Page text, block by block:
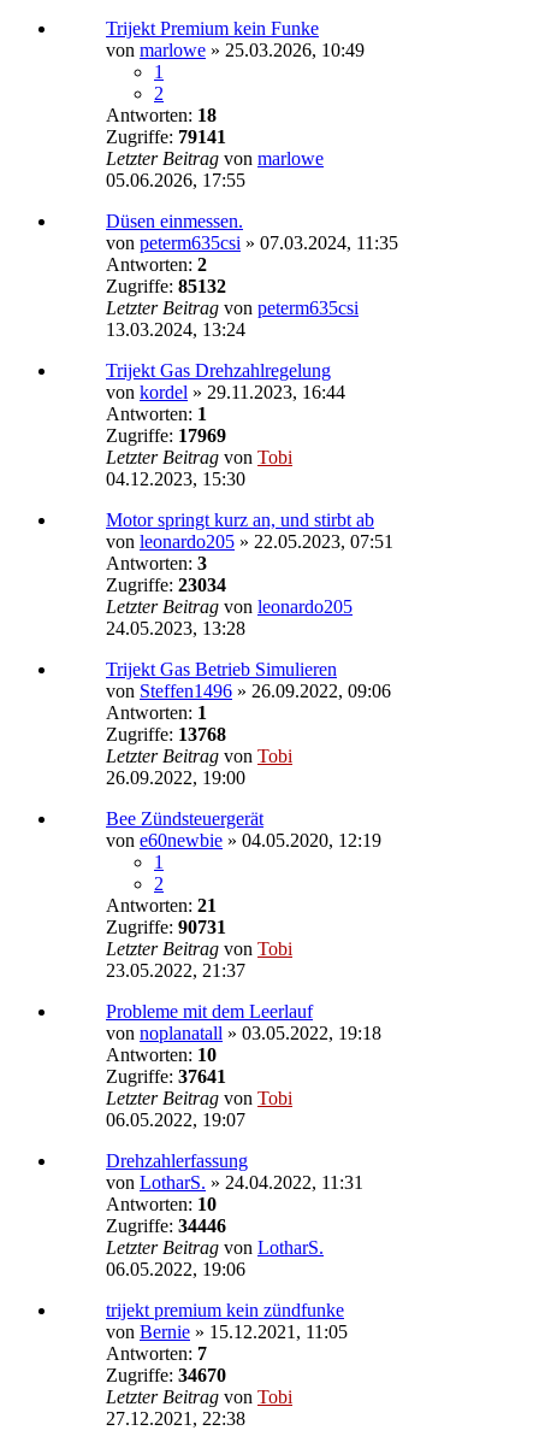
Trijekt Premium kein Funke
von marlowe » 25.03.2026, 10:49
1
2
Antworten: 18
Zugriffe: 79141
Letzter Beitrag von marlowe
05.06.2026, 17:55
Düsen einmessen.
von peterm635csi » 07.03.2024, 11:35
Antworten: 2
Zugriffe: 85132
Letzter Beitrag von peterm635csi
13.03.2024, 13:24
Trijekt Gas Drehzahlregelung
von kordel » 29.11.2023, 16:44
Antworten: 1
Zugriffe: 17969
Letzter Beitrag von Tobi
04.12.2023, 15:30
Motor springt kurz an, und stirbt ab
von leonardo205 » 22.05.2023, 07:51
Antworten: 3
Zugriffe: 23034
Letzter Beitrag von leonardo205
24.05.2023, 13:28
Trijekt Gas Betrieb Simulieren
von Steffen1496 » 26.09.2022, 09:06
Antworten: 1
Zugriffe: 13768
Letzter Beitrag von Tobi
26.09.2022, 19:00
Bee Zündsteuergerät
von e60newbie » 04.05.2020, 12:19
1
2
Antworten: 21
Zugriffe: 90731
Letzter Beitrag von Tobi
23.05.2022, 21:37
Probleme mit dem Leerlauf
von noplanatall » 03.05.2022, 19:18
Antworten: 10
Zugriffe: 37641
Letzter Beitrag von Tobi
06.05.2022, 19:07
Drehzahlerfassung
von LotharS. » 24.04.2022, 11:31
Antworten: 10
Zugriffe: 34446
Letzter Beitrag von LotharS.
06.05.2022, 19:06
trijekt premium kein zündfunke
von Bernie » 15.12.2021, 11:05
Antworten: 7
Zugriffe: 34670
Letzter Beitrag von Tobi
27.12.2021, 22:38